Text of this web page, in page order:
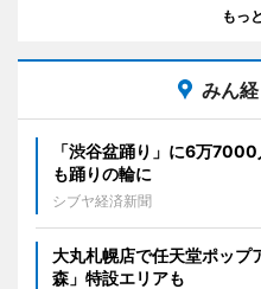
もっ
みん
「渋谷盆踊り」に6万
も踊りの輪に
シブヤ経済新聞
大丸札幌店で任天堂ポッ
森」特設エリアも